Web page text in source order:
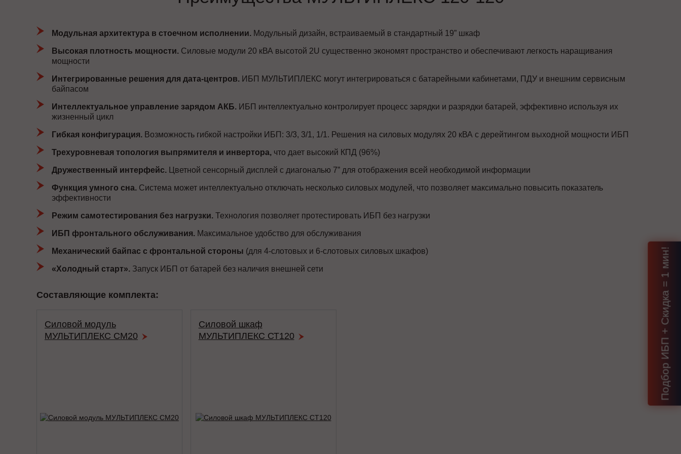
Модульная архитектура в стоечном исполнении. Модульный дизайн, встраиваемый в стандартный 19” шкаф
Высокая плотность мощности. Силовые модули 20 кВА высотой 2U существенно экономят пространство и обеспечивают легкость наращивания
мощности
Интегрированные решения для дата-центров. ИБП МУЛЬТИПЛЕКС могут интегрироваться с батарейными кабинетами, ПДУ и внешним сервисным
байпасом
Интеллектуальное управление зарядом АКБ. ИБП интеллектуально контролирует процесс зарядки и разрядки батарей, эффективно используя их
жизненный цикл
Гибкая конфигурация. Возможность гибкой настройки ИБП: 3/3, 3/1, 1/1. Решения на силовых модулях 20 кВА с дерейтингом выходной мощности ИБП
Трехуровневая топология выпрямителя и инвертора, что дает высокий КПД (96%)
Дружественный интерфейс. Цветной сенсорный дисплей с диагональю 7” для отображения всей необходимой информации
Функция умного сна. Система может интеллектуально отключать несколько силовых модулей, что позволяет максимально повысить показатель
эффективности
Режим самотестирования без нагрузки. Технология позволяет протестировать ИБП без нагрузки
ИБП фронтального обслуживания. Максимальное удобство для обслуживания
Механический байпас с фронтальной стороны (для 4-слотовых и 6-слотовых силовых шкафов)
«Холодный старт». Запуск ИБП от батарей без наличия внешней сети
Составляющие комплекта:
Силовой модуль
МУЛЬТИПЛЕКС СМ20
Силовой шкаф
МУЛЬТИПЛЕКС СТ120
Подбор ИБП + Скидка = 1 мин!